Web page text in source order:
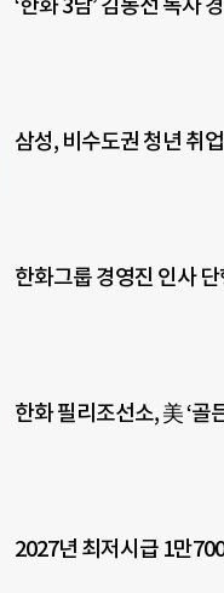
‘한화 3남’ 김동선 독자
삼성, 비수도권 청년 취
한화그룹 경영진 인사
한화 필리조선소, 美 ‘골
2027년 최저시급 1만